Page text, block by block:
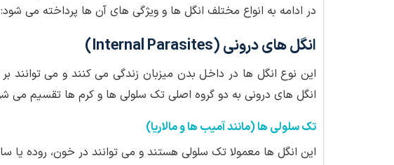
در ادامه به انواع مختلف انگل ها و ویژگی های آن ها پرداخته می شود:
انگل های درونی (Internal Parasites)
این نوع انگل ها در داخل بدن میزبان زندگی می کنند و می توانند
انگل های درونی به دو گروه اصلی تک سلولی ها و کرم ها تقسیم می
تک سلولی ها (مانند آمیب ها و مالاریا)
این انگل ها معمولا تک سلولی هستند و می توانند در خون، روده یا